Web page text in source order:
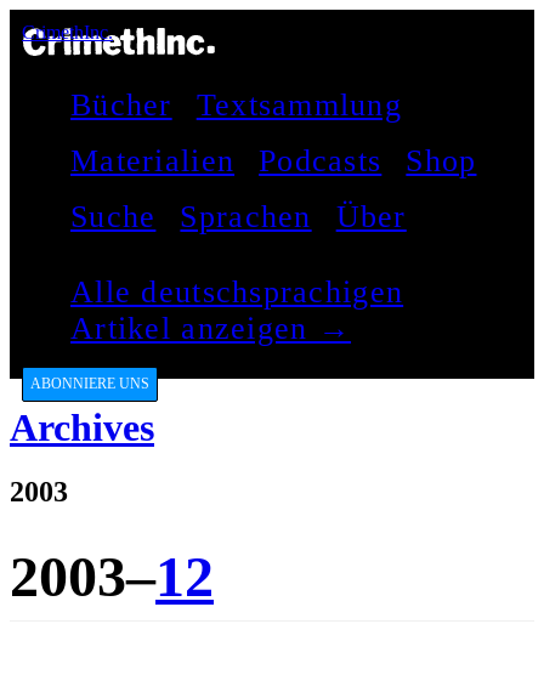
CrimethInc.
Bücher
Textsammlung
Materialien
Podcasts
Shop
Suche
Sprachen Über
Alle deutschsprachigen
Artikel anzeigen →
ABONNIERE UNS
Archives
2003
2003–12